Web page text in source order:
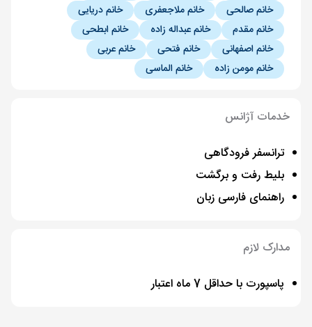
خانم صالحی
خانم ملاجعفری
خانم دریایی
خانم مقدم
خانم عبداله زاده
خانم ابطحی
خانم اصفهانی
خانم فتحی
خانم عربی
خانم مومن زاده
خانم الماسی
خدمات آژانس
ترانسفر فرودگاهی
بلیط رفت و برگشت
راهنمای فارسی زبان
مدارک لازم
پاسپورت با حداقل 7 ماه اعتبار